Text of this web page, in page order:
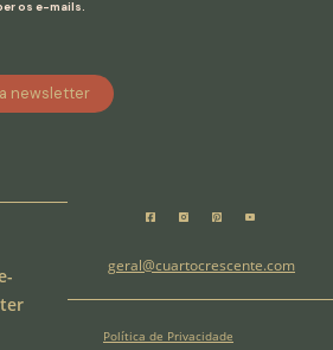
os e-mails.
newsletter
geral@cuartocrescente.com
Política de Privacidade